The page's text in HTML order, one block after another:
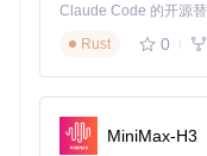
理之路。
Rust
0
MiniMax-H3